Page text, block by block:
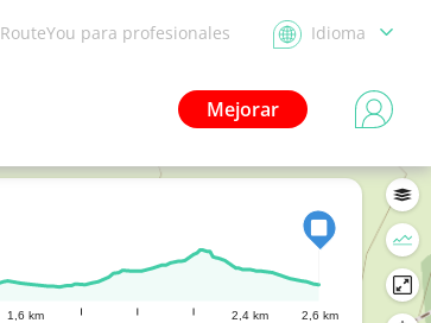
RouteYou para profesionales Idioma
Mejorar
1,6 km 2,4 km 2,6 km